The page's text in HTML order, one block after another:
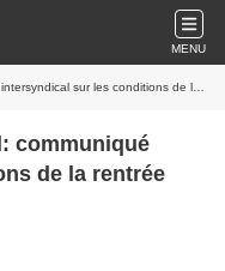
MENU
sur les conditions de la rentrée
communiqué
de la rentrée